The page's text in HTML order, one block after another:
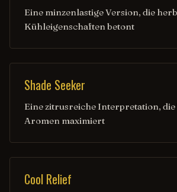
Eine minzenlastige Version, die
Kühleigenschaften betont
Shade Seeker
Eine zitrusreiche Interpretation,
Aromen maximiert
Cool Relief